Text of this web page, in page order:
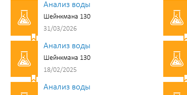
Анализ воды
Шейнкмана 130
31/03/2026
Анализ воды
Шейнкмана 130
18/02/2025
Анализ воды